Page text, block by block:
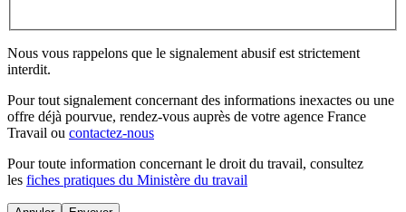
Nous vous rappelons que le signalement abusif est strictement
interdit.
Pour tout signalement concernant des informations inexactes ou une
offre déjà pourvue, rendez-vous auprès de votre agence France
Travail ou contactez-nous
Pour toute information concernant le droit du travail, consultez
les fiches pratiques du Ministère du travail